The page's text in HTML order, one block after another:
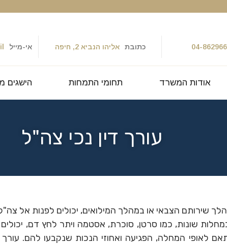
04- כתובת אליהו הנביא 2, חיפה אי-מייל
אודות המשרד תחומי התמחות הישגים
עורך דין נכי צה"ל
שירותם הצבאי או במהלך המילואים, יכולים לפנות אל
שונות, כמו סרטן, סוכרת, אסטמה ויתר לחץ דם,
לאופי המחלה, הפגיעה ואחוזי הנכות שנקבעו להם. עורך